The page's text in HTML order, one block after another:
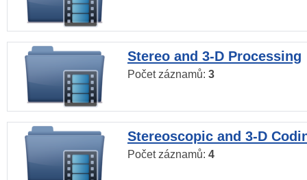
Stereo and 3-D Processing
Počet záznamů: 3
Stereoscopic and 3-D
Počet záznamů: 4